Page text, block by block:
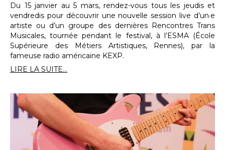
Du 15 janvier au 5 mars, rendez-vous tous les jeudis et
vendredis pour découvrir une nouvelle session live d’un·e
artiste ou d’un groupe des dernières Rencontres Trans
Musicales, tournée pendant le festival, à l’ESMA (École
Supérieure des Métiers Artistiques, Rennes), par la
fameuse radio américaine KEXP.
LIRE LA SUITE...